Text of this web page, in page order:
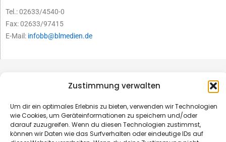
Zustimmung verwalten
Um dir ein optimales Erlebnis zu bieten, verwenden wir Technologien
wie Cookies, um Geräteinformationen zu speichern und/oder
darauf zuzugreifen. Wenn du diesen Technologien zustimmst,
können wir Daten wie das Surfverhalten oder eindeutige IDs auf
Tel.: 02633/4540-0
Fax: 02633/97415
E-Mail: infobb@blmedien.de